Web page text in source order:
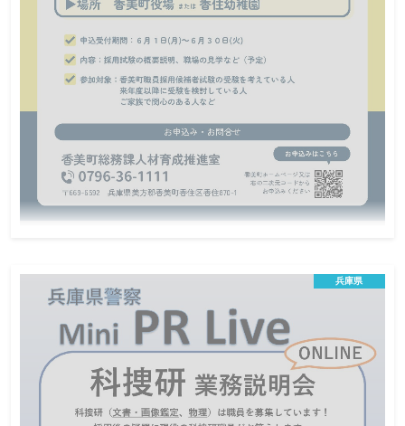
日程 この説明会は終了しました
・香美町職員採用候補者試験の受験を考えている人
・来年度以降に受験を検討している人
・ご家族で関心のある人など
兵庫県